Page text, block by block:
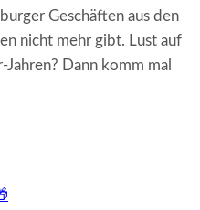
Geschäften aus den
nicht mehr gibt. Lust auf
Dann komm mal